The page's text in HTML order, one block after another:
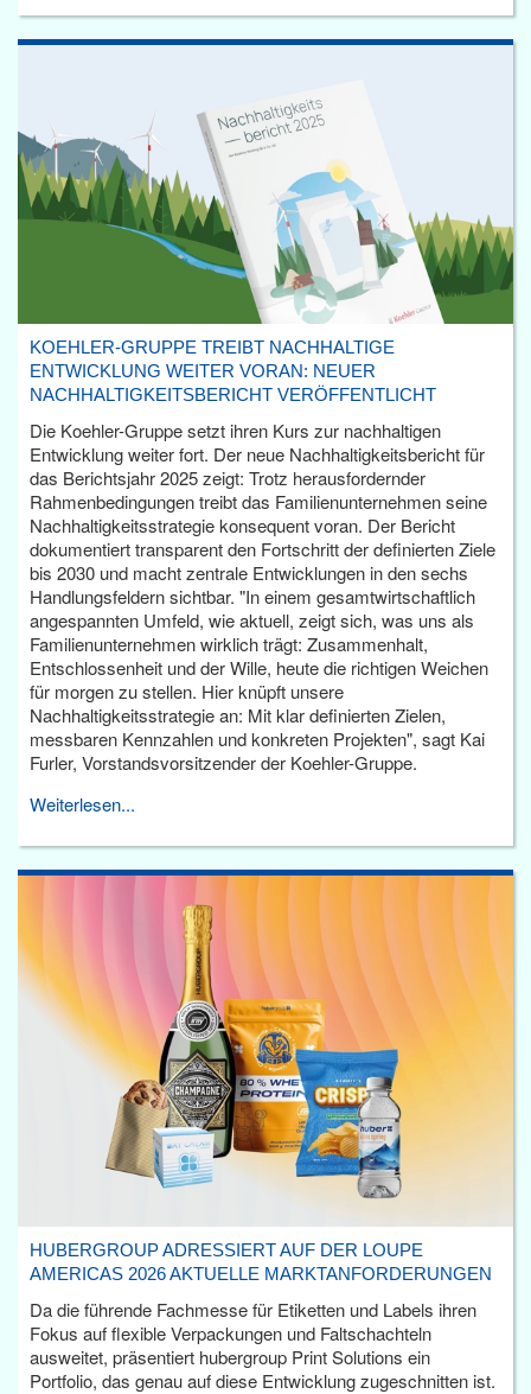
KOEHLER-GRUPPE TREIBT NACHHALTIGE
ENTWICKLUNG WEITER VORAN: NEUER
NACHHALTIGKEITSBERICHT VERÖFFENTLICHT
Die Koehler-Gruppe setzt ihren Kurs zur nachhaltigen
Entwicklung weiter fort. Der neue Nachhaltigkeitsbericht für
das Berichtsjahr 2025 zeigt: Trotz herausfordernder
Rahmenbedingungen treibt das Familienunternehmen seine
Nachhaltigkeitsstrategie konsequent voran. Der Bericht
dokumentiert transparent den Fortschritt der definierten Ziele
bis 2030 und macht zentrale Entwicklungen in den sechs
Handlungsfeldern sichtbar. "In einem gesamtwirtschaftlich
angespannten Umfeld, wie aktuell, zeigt sich, was uns als
Familienunternehmen wirklich trägt: Zusammenhalt,
Entschlossenheit und der Wille, heute die richtigen Weichen
für morgen zu stellen. Hier knüpft unsere
Nachhaltigkeitsstrategie an: Mit klar definierten Zielen,
messbaren Kennzahlen und konkreten Projekten", sagt Kai
Furler, Vorstandsvorsitzender der Koehler-Gruppe.
Weiterlesen...
HUBERGROUP ADRESSIERT AUF DER LOUPE
AMERICAS 2026 AKTUELLE MARKTANFORDERUNGEN
Da die führende Fachmesse für Etiketten und Labels ihren
Fokus auf flexible Verpackungen und Faltschachteln
ausweitet, präsentiert hubergroup Print Solutions ein
Portfolio, das genau auf diese Entwicklung zugeschnitten ist.